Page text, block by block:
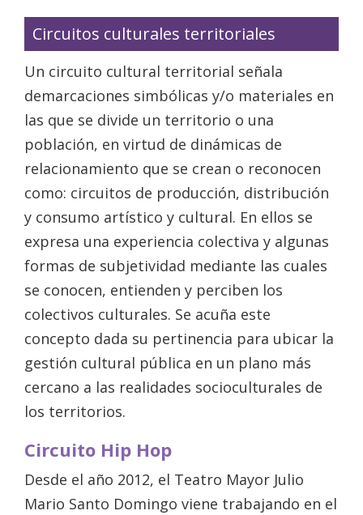
Circuitos culturales territoriales
Un circuito cultural territorial señala
demarcaciones simbólicas y/o materiales en
las que se divide un territorio o una
población, en virtud de dinámicas de
relacionamiento que se crean o reconocen
como: circuitos de producción, distribución
y consumo artístico y cultural. En ellos se
expresa una experiencia colectiva y algunas
formas de subjetividad mediante las cuales
se conocen, entienden y perciben los
colectivos culturales. Se acuña este
concepto dada su pertinencia para ubicar la
gestión cultural pública en un plano más
cercano a las realidades socioculturales de
los territorios.
Circuito Hip Hop
Desde el año 2012, el Teatro Mayor Julio
Mario Santo Domingo viene trabajando en el